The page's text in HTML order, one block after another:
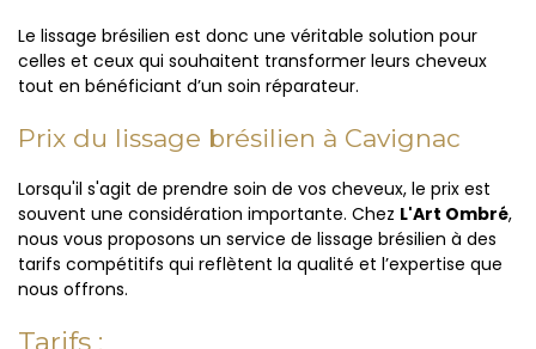
Le lissage brésilien est donc une véritable solution pour
celles et ceux qui souhaitent transformer leurs cheveux
tout en bénéficiant d’un soin réparateur.
Prix du lissage brésilien à Cavignac
Lorsqu'il s'agit de prendre soin de vos cheveux, le prix est
souvent une considération importante. Chez L'Art Ombré,
nous vous proposons un service de lissage brésilien à des
tarifs compétitifs qui reflètent la qualité et l’expertise que
nous offrons.
Tarifs :